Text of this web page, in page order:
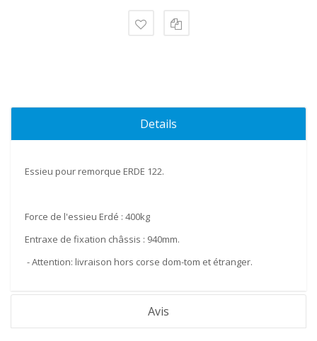
Details
Essieu pour remorque ERDE 122.
Force de l'essieu Erdé : 400kg
Entraxe de fixation châssis : 940mm.
- Attention: livraison hors corse dom-tom et étranger.
Avis